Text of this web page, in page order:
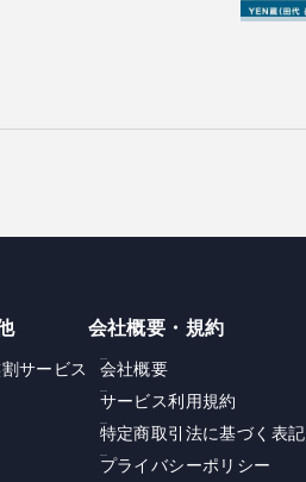
サービス
会社概要・規約
会社概要
サービス利用規約
特定商取引法に基づく表記
プライバシーポリシー